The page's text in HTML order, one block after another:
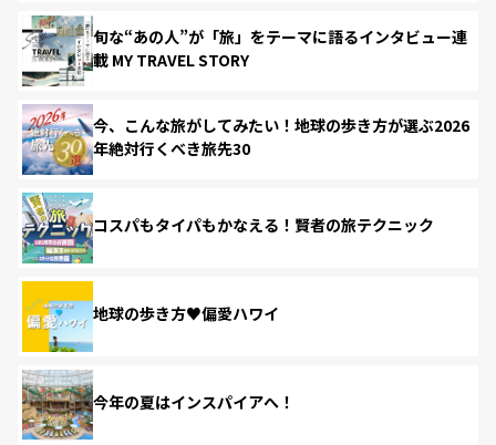
旬な“あの人”が「旅」をテーマに語るインタビュー連
載 MY TRAVEL STORY
今、こんな旅がしてみたい！地球の歩き方が選ぶ2026
年絶対行くべき旅先30
コスパもタイパもかなえる！賢者の旅テクニック
地球の歩き方♥偏愛ハワイ
今年の夏はインスパイアへ！